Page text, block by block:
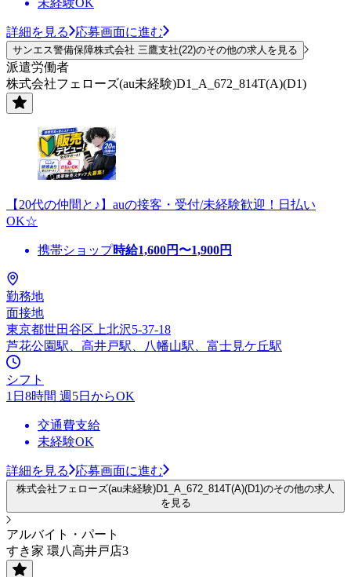
詳細を見る 応募画面に進む
サンエス警備保障株式会社 三鷹支社(22)のその他の求人を見る
派遣労働者
株式会社フェローズ(au未経験)D1_A_672_814T(A)(D1)
【20代の仲間と♪】auの接客・受付/未経験歓迎！日払い
OK☆
携帯ショップ時給1,600円〜1,900円
勤務地
面接地
東京都世田谷区上北沢5-37-18
芦花公園駅、高井戸駅、八幡山駅、富士見ケ丘駅
シフト
1日8時間 週5日からOK
交通費支給
未経験OK
詳細を見る 応募画面に進む
株式会社フェローズ(au未経験)D1_A_672_814T(A)(D1)のその他の求人
を見る
アルバイト・パート
すき家 環八高井戸店3